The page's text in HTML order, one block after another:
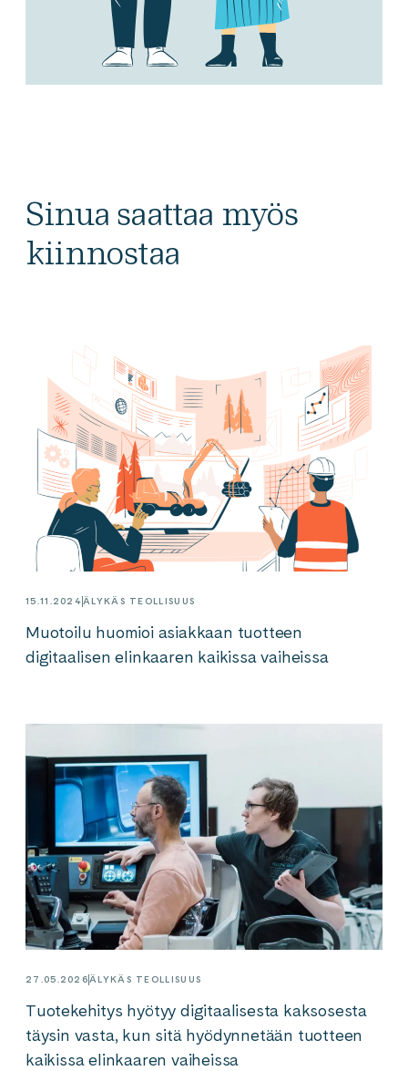
Sinua saattaa myös
kiinnostaa
15.11.2024ÄLYKÄS TEOLLISUUS
Muotoilu huomioi asiakkaan tuotteen
digitaalisen elinkaaren kaikissa vaiheissa
27.05.2026ÄLYKÄS TEOLLISUUS
Tuotekehitys hyötyy digitaalisesta kaksosesta
täysin vasta, kun sitä hyödynnetään tuotteen
kaikissa elinkaaren vaiheissa